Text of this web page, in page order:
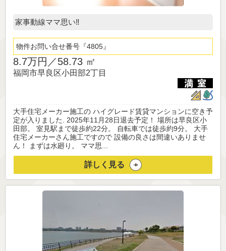
家事動線ママ思い‼
物件お問い合せ番号 4805
8.7万円／58.73 ㎡
福岡市早良区小田部2丁目
大手住宅メーカー施工の ハイグレード賃貸マンションに空き予
定が入りました. 2025年11月28日退去予定！ 場所は早良区小
田部。 室見駅まで徒歩約22分。 自転車では徒歩約9分。 大手
住宅メーカーさん施工ですので 設備の良さは間違いありませ
ん！ まずは水廻り。 ママ思...
詳しく見る